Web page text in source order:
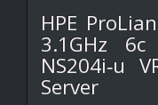
HPE
3.1GHz 6c
NS204i‑u
Server